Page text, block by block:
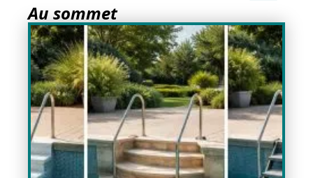
Au sommet